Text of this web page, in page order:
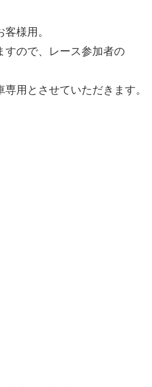
様用。
すので、レース参加者の
用とさせていただきます。